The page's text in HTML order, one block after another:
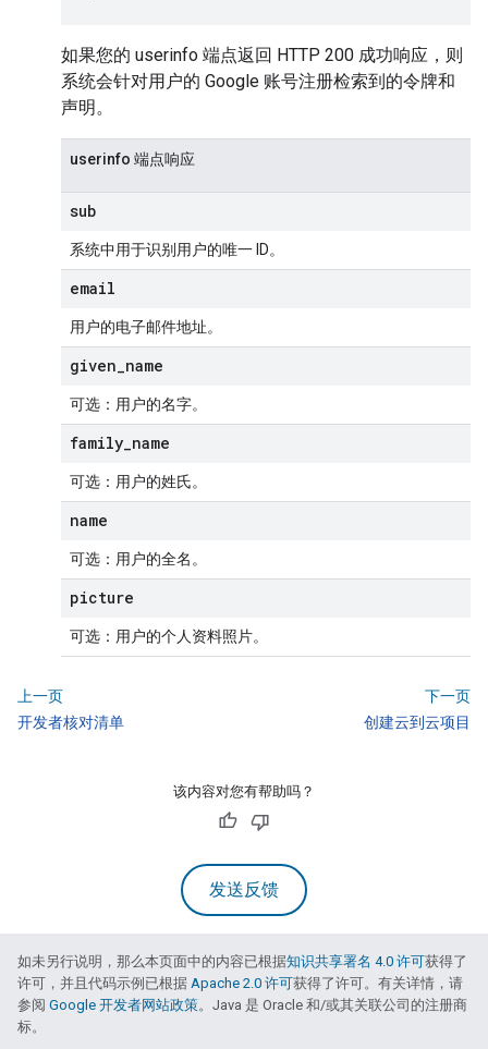
如果您的 userinfo 端点返回 HTTP 200 成功响应，则
系统会针对用户的 Google 账号注册检索到的令牌和
声明。
userinfo 端点响应
sub
系统中用于识别用户的唯一 ID。
email
用户的电子邮件地址。
given name
可选 ：用户的名字。
family name
可选 ：用户的姓氏。
name
可选 ：用户的全名。
picture
可选 ：用户的个人资料照片。
上一页
开发者核对清单
下一页
创建云到云项目
该内容对您有帮助吗？
发送反馈
如未另行说明，那么本页面中的内容已根据知识共享署名 4.0 许可获得了
许可，并且代码示例已根据 Apache 2.0 许可获得了许可。有关详情，请
参阅 Google 开发者网站政策。Java 是 Oracle 和/或其关联公司的注册商
标。